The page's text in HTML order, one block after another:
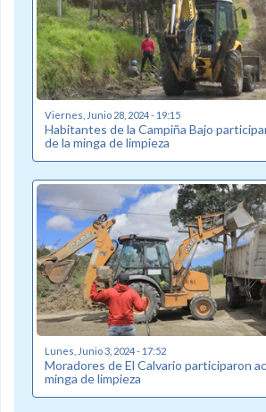
Viernes, Junio 28, 2024 - 19:15
Habitantes de la Campiña Bajo
de la minga de limpieza
Lunes, Junio 3, 2024 - 17:52
Moradores de El Calvario participaron
minga de limpieza